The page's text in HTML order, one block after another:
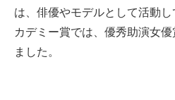
は、俳優やモデルとして活動
カデミー賞では、優秀助演女
ました。